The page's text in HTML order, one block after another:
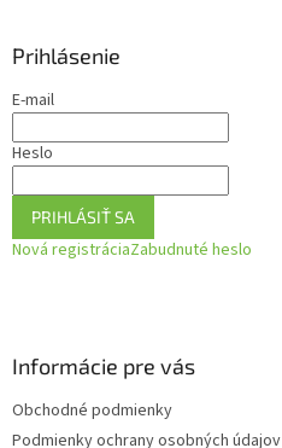
Prihlásenie
E-mail
Heslo
PRIHLÁSIŤ SA
Nová registráciaZabudnuté heslo
Informácie pre vás
Obchodné podmienky
Podmienky ochrany osobných údajov